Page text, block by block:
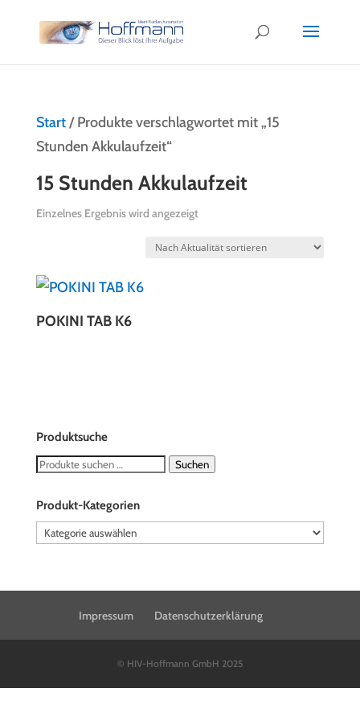
Start/ Produkte verschlagwortet mit „15
Stunden Akkulaufzeit“
15 Stunden Akkulaufzeit
Einzelnes Ergebnis wird angezeigt
POKINI TAB K6
Produktsuche
Suchen
Suchen
Produkt-Kategorien
Impressum Datenschutzerklärung
© HIV-Hoffmann GmbH 2025